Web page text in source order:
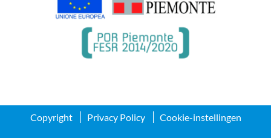
Copyright Privacy Policy Cookie-instellingen